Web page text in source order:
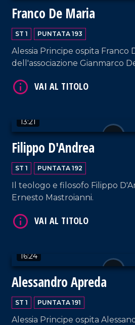
Franco De Maria
ST 1 PUNTATA 193
Alessia Principe ospita Franco
dell'associazione Gianmarco
13:21
Filippo D'Andrea
ST 1 PUNTATA 192
Il teologo e filosofo Filippo
Ernesto Mastroianni.
16:24
Alessandro Apreda
ST 1 PUNTATA 191
Alessia Principe ospita
VAI AL TITOLO
VAI AL TITOLO